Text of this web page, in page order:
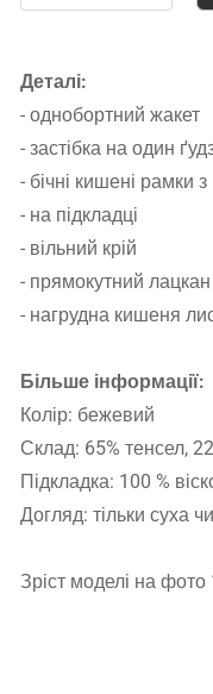
Деталі:
- однобортний жакет
- застібка на один
- бічні кишені рамки
- на підкладці
- вільний крій
- прямокутний лацкан
- нагрудна кишеня
Більше інформації:
Колір: бежевий
Склад: 65% тенсел,
Підкладка: 100 %
Догляд: тільки суха
Зріст моделі на